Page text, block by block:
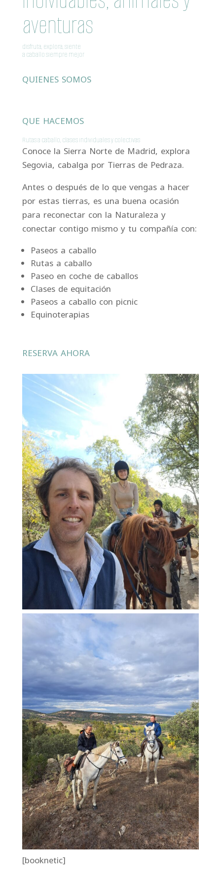
aventuras
disfruta, explora, siente
a caballo siempre mejor
QUIENES SOMOS
QUE HACEMOS
Rutas a caballo, clases individuales y colectivas
Conoce la Sierra Norte de Madrid, explora
Segovia, cabalga por Tierras de Pedraza.
Antes o después de lo que vengas a hacer
por estas tierras, es una buena ocasión
para reconectar con la Naturaleza y
conectar contigo mismo y tu compañía con:
Paseos a caballo
Rutas a caballo
Paseo en coche de caballos
Clases de equitación
Paseos a caballo con picnic
Equinoterapias
RESERVA AHORA
[booknetic]